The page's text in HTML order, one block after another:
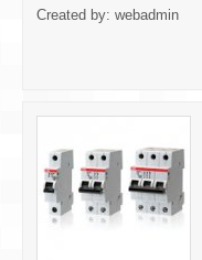
Created by: webadmin